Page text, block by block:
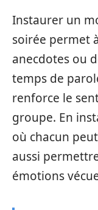
Instaurer un
soirée permet
anecdotes ou
temps de
renforce le
groupe. En
où chacun
aussi
émotions